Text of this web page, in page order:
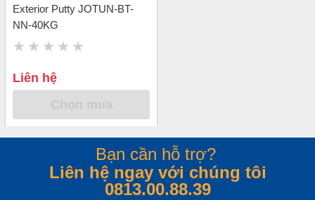
Exterior Putty JOTUN-BT-
NN-40KG
Liên hệ
Bạn cần hỗ trợ?
Liên hệ ngay với chúng tôi
0813.00.88.39